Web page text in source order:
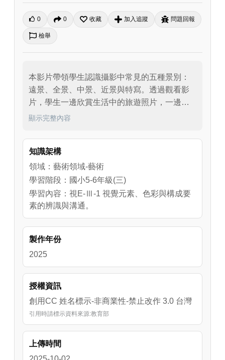
0 0 收藏 加入追蹤 問題回報
檢舉
本影片帶領學生認識攝影中常見的五種景別：
遠景、全景、中景、近景與特寫。透過觀看影
片，學生一邊欣賞生活中的旅遊照片，一邊學
習如何用不同景別呈現畫面的深度與情感。遠
物與背景、近景強調細節、特寫放大最微小的
美感。影片不僅幫助學生理解攝影的表現手
法，更能培養觀察力與美感創造力，讓他們在
日常拍照與旅行中發現更多視覺故事。
顯示完整內容
知識架構
領域：藝術領域-藝術
學習階段：國小5-6年級(三)
學習內容：視E-Ⅲ-1 視覺元素、色彩與構成要
素的辨識與溝通。
製作年份
2025
授權資訊
創用CC 姓名標示-非商業性-禁止改作 3.0 台灣
引用時請標示資料來源:教育部
上傳時間